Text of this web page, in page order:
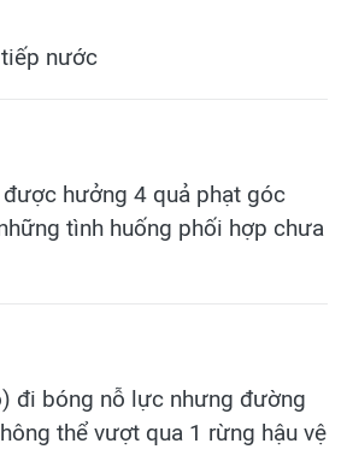
nước
hưởng 4 quả phạt góc
tình huống phối hợp chưa
đi bóng nỗ lực nhưng đường
thể vượt qua 1 rừng hậu vệ